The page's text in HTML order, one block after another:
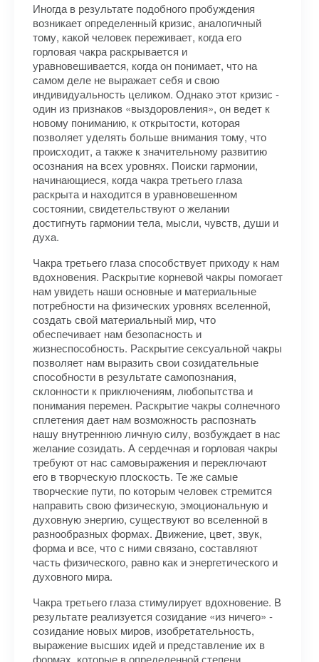
Иногда в результате подобного пробуждения
возникает определенный кризис, аналогичный
тому, какой человек переживает, когда его
горловая чакра раскрывается и
уравновешивается, когда он понимает, что на
самом деле не выражает себя и свою
индивидуальность целиком. Однако этот кризис -
один из признаков «выздоровления», он ведет к
новому пониманию, к открытости, которая
позволяет уделять больше внимания тому, что
происходит, а также к значительному развитию
осознания на всех уровнях. Поиски гармонии,
начинающиеся, когда чакра третьего глаза
раскрыта и находится в уравновешенном
состоянии, свидетельствуют о желании
достигнуть гармонии тела, мысли, чувств, души и
духа.
Чакра третьего глаза способствует приходу к нам
вдохновения. Раскрытие корневой чакры помогает
нам увидеть наши основные и материальные
потребности на физических уровнях вселенной,
создать свой материальный мир, что
обеспечивает нам безопасность и
жизнеспособность. Раскрытие сексуальной чакры
позволяет нам выразить свои созидательные
способности в результате самопознания,
склонности к приключениям, любопытства и
понимания перемен. Раскрытие чакры солнечного
сплетения дает нам возможность распознать
нашу внутреннюю личную силу, возбуждает в нас
желание созидать. А сердечная и горловая чакры
требуют от нас самовыражения и переключают
его в творческую плоскость. Те же самые
творческие пути, по которым человек стремится
направить свою физическую, эмоциональную и
духовную энергию, существуют во вселенной в
разнообразных формах. Движение, цвет, звук,
форма и все, что с ними связано, составляют
часть физического, равно как и энергетического и
духовного мира.
Чакра третьего глаза стимулирует вдохновение. В
результате реализуется созидание «из ничего» -
созидание новых миров, изобретательность,
выражение высших идей и представление их в
формах, которые в определенной степени